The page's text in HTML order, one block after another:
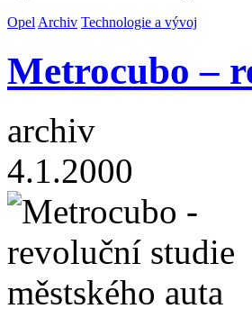
Opel Archiv Technologie a vývoj
Metrocubo –
archiv
4.1.2000